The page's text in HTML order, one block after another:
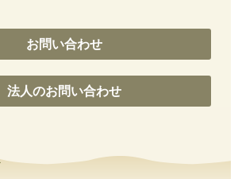
お問い合わせ
法人のお問い合わせ